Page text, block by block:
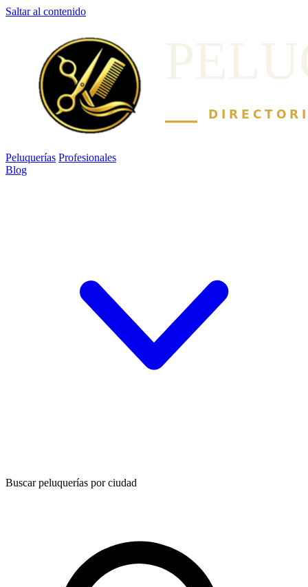
Saltar al contenido
Peluquerías Profesionales
Blog
Buscar peluquerías por ciudad